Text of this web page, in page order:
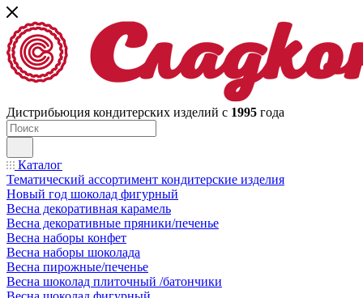
Дистрибьюция кондитерских изделий с 1995 года
Каталог
Тематический ассортимент кондитерские изделия
Новый год шоколад фигурный
Весна декоративная карамель
Весна декоративные пряники/печенье
Весна наборы конфет
Весна наборы шоколада
Весна пирожные/печенье
Весна шоколад плиточный /батончики